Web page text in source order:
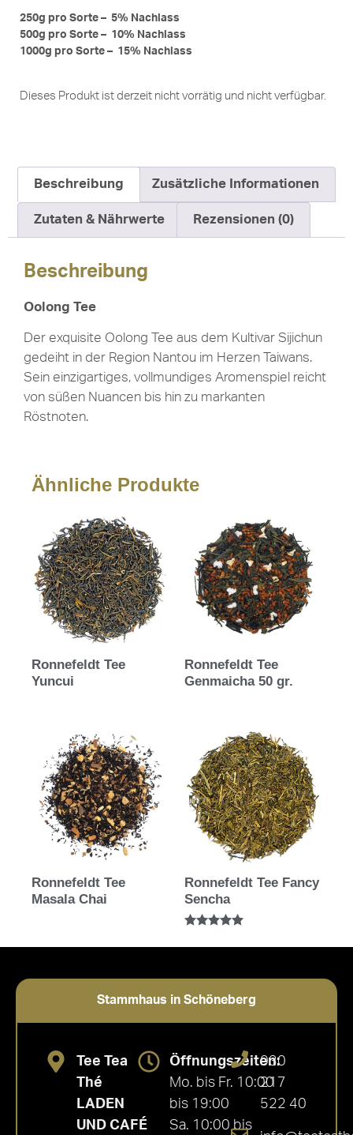
250g pro Sorte – 5% Nachlass
500g pro Sorte – 10% Nachlass
1000g pro Sorte – 15% Nachlass
Dieses Produkt ist derzeit nicht vorrätig und nicht verfügbar.
Beschreibung Zusätzliche Informationen
Zutaten & Nährwerte Rezensionen (0)
Beschreibung
Oolong Tee
Der exquisite Oolong Tee aus dem Kultivar Sijichun
gedeiht in der Region Nantou im Herzen Taiwans.
Sein einzigartiges, vollmundiges Aromenspiel reicht
von süßen Nuancen bis hin zu markanten
Röstnoten.
Ähnliche Produkte
Ronnefeldt Tee
Yuncui
Ronnefeldt Tee
Genmaicha 50 gr.
Ronnefeldt Tee
Masala Chai
Ronnefeldt Tee Fancy
Sencha
5.00
Stammhaus in Schöneberg
Tee Tea
Thé
LADEN
UND CAFÉ
Öffnungszeiten:
Mo. bis Fr. 10:00
bis 19:00
Sa. 10:00 bis
030
217
522 40